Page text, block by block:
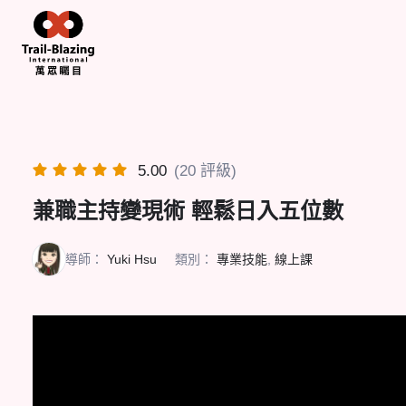
content
5.00 (20 評級)
兼職主持變現術 輕鬆日入五位數
導師： Yuki Hsu 類別： 專業技能 線上課